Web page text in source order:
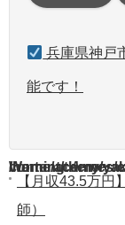
兵庫県神戸
能です！
Warning: A non-
/home/acdmy/yaku-rec.com/
【月収43.5万円
師）